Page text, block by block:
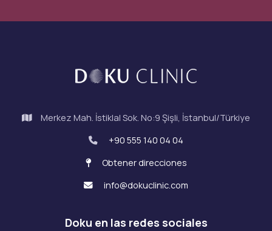
Merkez Mah. İstiklal Sok. No:9 Şişli, İstanbul/Türkiye
+90 555 140 04 04
Obtener direcciones
info@dokuclinic.com
Doku en las redes sociales